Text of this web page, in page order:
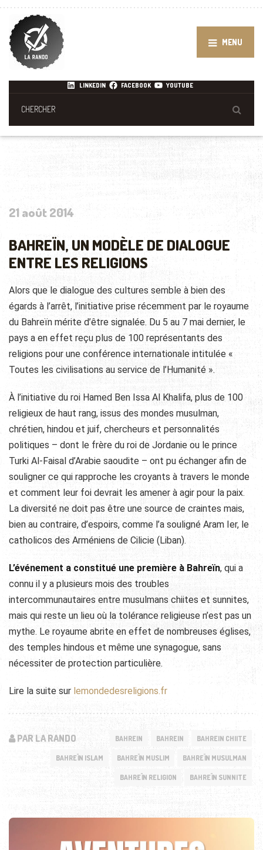
MENU
LINKEDIN FACEBOOK YOUTUBE
21 août 2014
BAHREÏN, UN MODÈLE DE DIALOGUE
ENTRE LES RELIGIONS
Alors que le dialogue des cultures semble à bien des
égards à l’arrêt, l’initiative prise récemment par le royaume
du Bahreïn mérite d’être signalée. Du 5 au 7 mai dernier, le
pays a en effet reçu plus de 100 représentants des
religions pour une conférence internationale intitulée «
Toutes les civilisations au service de l’Humanité ».
À l’initiative du roi Hamed Ben Issa Al Khalifa, plus de 100
religieux de haut rang, issus des mondes musulman,
chrétien, hindou et juif, chercheurs et personnalités
politiques – dont le frère du roi de Jordanie ou le prince
Turki Al-Faisal d’Arabie saoudite – ont pu échanger afin de
souligner ce qui rapproche les croyants à travers le monde
et comment leur foi devrait les amener à agir pour la paix.
La diversité ne doit pas être une source de craintes mais,
bien au contraire, d’espoirs, comme l’a souligné Aram Ier, le
catholicos des Arméniens de Cilicie (Liban).
L’événement a constitué une première à Bahreïn, qui a
connu il y a plusieurs mois des troubles
intercommunautaires entre musulmans chiites et sunnites,
mais qui reste un lieu où la tolérance religieuse n’est pas un
mythe. Le royaume abrite en effet de nombreuses églises,
des temples hindous et même une synagogue, sans
nécessiter de protection particulière.
Lire la suite sur lemondedesreligions.fr
PAR LA RANDO BAHREIN BAHREIN BAHREIN CHIITE
BAHREÏN ISLAM BAHREÏN MUSLIM BAHREÏN MUSULMAN
BAHREÏN RELIGION BAHREÏN SUNNITE